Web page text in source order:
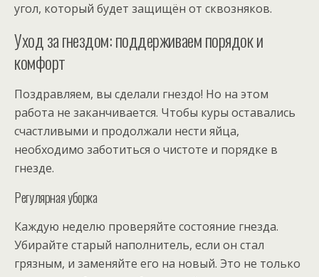
угол, который будет защищён от сквозняков.
Уход за гнездом: поддерживаем порядок и
комфорт
Поздравляем, вы сделали гнездо! Но на этом
работа не заканчивается. Чтобы куры оставались
счастливыми и продолжали нести яйца,
необходимо заботиться о чистоте и порядке в
гнезде.
Регулярная уборка
Каждую неделю проверяйте состояние гнезда.
Убирайте старый наполнитель, если он стал
грязным, и заменяйте его на новый. Это не только